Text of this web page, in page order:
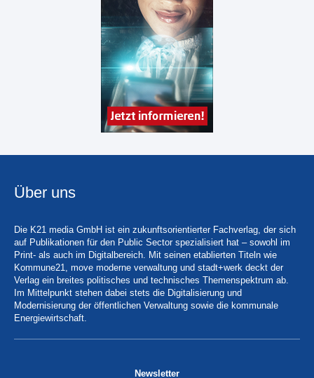
Über uns
Die K21 media GmbH ist ein zukunftsorientierter Fachverlag, der sich
auf Publikationen für den Public Sector spezialisiert hat – sowohl im
Print- als auch im Digitalbereich. Mit seinen etablierten Titeln wie
Kommune21, move moderne verwaltung und stadt+werk deckt der
Verlag ein breites politisches und technisches Themenspektrum ab.
Im Mittelpunkt stehen dabei stets die Digitalisierung und
Modernisierung der öffentlichen Verwaltung sowie die kommunale
Energiewirtschaft.
Newsletter